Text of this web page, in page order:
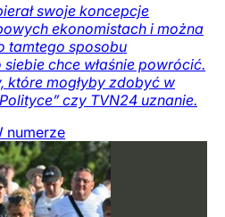
swoje koncepcje
ekonomistach i można
tamtego sposobu
chce właśnie powrócić.
które mogłyby zdobyć w
czy TVN24 uznanie.
numerze